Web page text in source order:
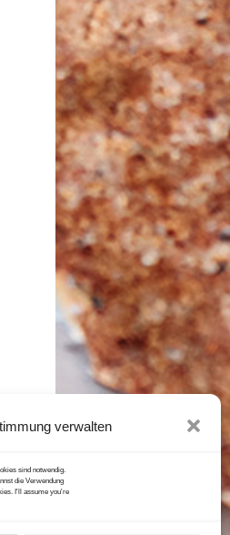
verwalten
sind notwendig.
die Verwendung
I'll assume you're